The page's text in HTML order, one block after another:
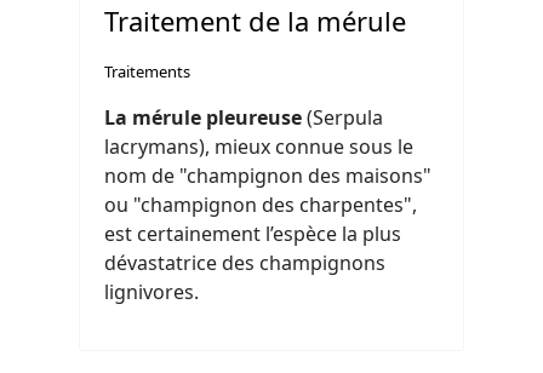
Traitement de la mérule
Traitements
La mérule pleureuse(Serpula
lacrymans), mieux connue sous le
nom de "champignon des maisons"
ou "champignon des charpentes",
est certainement l’espèce la plus
dévastatrice des champignons
lignivores.